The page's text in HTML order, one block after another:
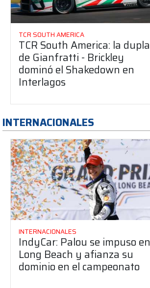
TCR SOUTH AMERICA
TCR South America: la dupla
de Gianfratti - Brickley
dominó el Shakedown en
Interlagos
INTERNACIONALES
INTERNACIONALES
IndyCar: Palou se impuso en
Long Beach y afianza su
dominio en el campeonato